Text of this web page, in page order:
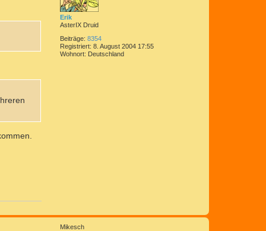
Erik
AsterIX Druid
Beiträge: 8354
Registriert: 8. August 2004 17:55
Wohnort: Deutschland
N
Mikesch